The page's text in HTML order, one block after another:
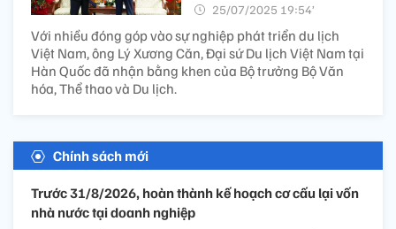
25/07/2025 19:54’
Với nhiều đóng góp vào sự nghiệp phát triển du lịch
Việt Nam, ông Lý Xương Căn, Đại sứ Du lịch Việt Nam tại
Hàn Quốc đã nhận bằng khen của Bộ trưởng Bộ Văn
hóa, Thể thao và Du lịch.
Chính sách mới
Trước 31/8/2026, hoàn thành kế hoạch cơ cấu lại vốn
nhà nước tại doanh nghiệp